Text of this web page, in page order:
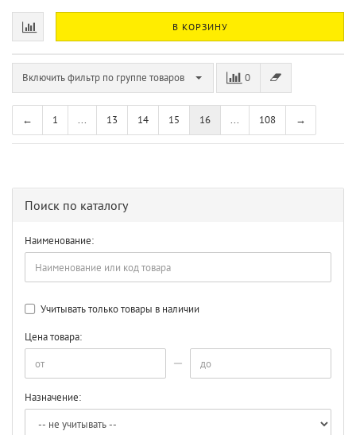
В КОРЗИНУ
Включить фильтр по группе товаров 0
← 1 ... 13 14 15 16 ... 108 →
Поиск по каталогу
Наименование:
Учитывать только товары в наличии
Цена товара:
Назначение: